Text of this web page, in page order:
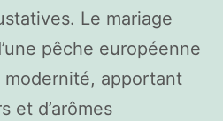
Le mariage
pêche européenne
apportant
et d’arômes